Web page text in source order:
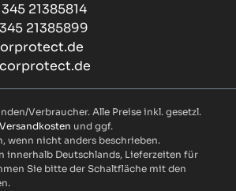
21385814
21385899
Verbraucher. Alle Preise inkl. gesetzl.
Versandkosten und ggf.
wenn nicht anders beschrieben.
Deutschlands, Lieferzeiten für
Sie bitte der Schaltfläche mit den